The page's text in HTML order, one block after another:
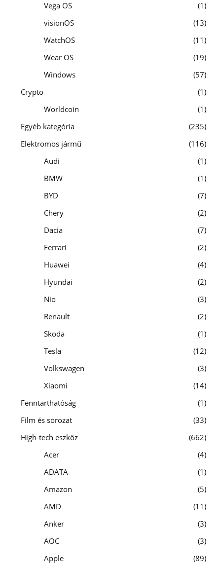
Vega OS
1
visionOS
13
WatchOS
11
Wear OS
19
Windows
57
Crypto
1
Worldcoin
1
Egyéb kategória
235
Elektromos jármű
116
Audi
1
BMW
1
BYD
7
Chery
2
Dacia
7
Ferrari
2
Huawei
4
Hyundai
2
Nio
3
Renault
2
Skoda
1
Tesla
12
Volkswagen
3
Xiaomi
14
Fenntarthatóság
1
Film és sorozat
33
High-tech eszköz
662
Acer
4
ADATA
1
Amazon
5
AMD
11
Anker
3
AOC
3
Apple
89